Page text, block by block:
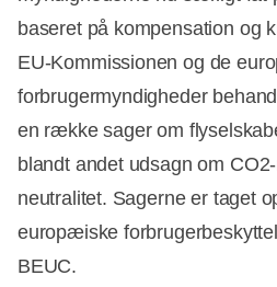
baseret på kompensation og
EU-Kommissionen og de
forbrugermyndigheder
en række sager om
blandt andet udsagn om
neutralitet. Sagerne er taget
europæiske
BEUC.